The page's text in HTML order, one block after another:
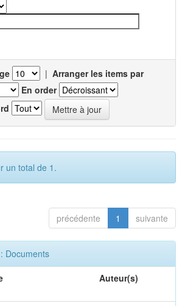
| Arranger les items par
En order
un total de 1.
précédente 1 suivante
Documents
Auteur(s)